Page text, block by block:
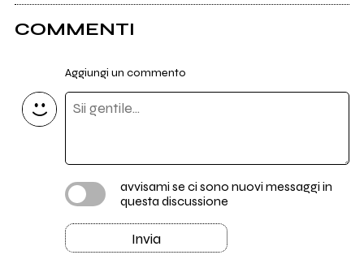
COMMENTI
Aggiungi un commento
avvisami se ci sono nuovi messaggi in
questa discussione
Invia